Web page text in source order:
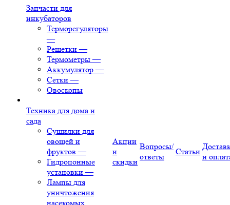
Запчасти для
инкубаторов
Терморегуляторы
—
Решетки —
Термометры —
Аккумулятор —
Сетки —
Овоскопы
Техника для дома и
сада
Сушилки для
овощей и
фруктов —
Гидропонные
установки —
Лампы для
уничтожения
насекомых
Акции
и
скидки
Вопросы/
ответы
Статьи
и